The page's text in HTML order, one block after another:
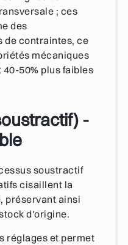
; ces
des
de contraintes, ce
mécaniques
50% plus faibles
-
soustractif
cisaillent la
préservant ainsi
d'origine.
réglages et permet